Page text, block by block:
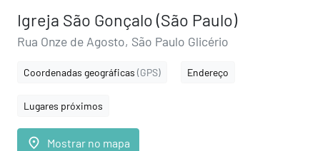
Igreja São Gonçalo (São Paulo)
Rua Onze de Agosto, São Paulo Glicério
Coordenadas geográficas (GPS) Endereço
Lugares próximos
place Mostrar no mapa